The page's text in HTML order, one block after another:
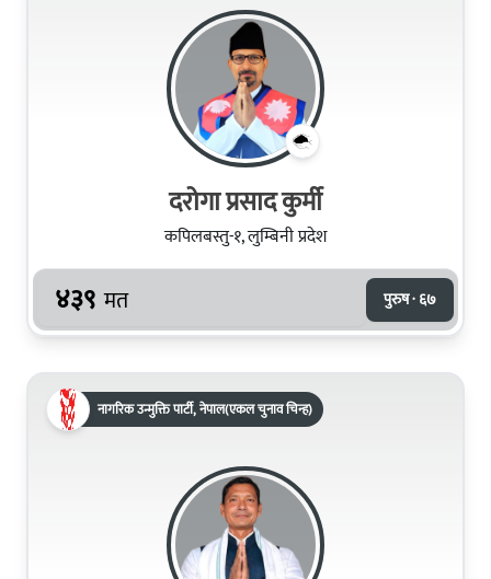
दरोगा प्रसाद कुर्मी
कपिलबस्तु-१, लुम्बिनी प्रदेश
४३९ मत पुरुष · ६७
नागरिक उन्मुक्ति पार्टी, नेपाल(एकल चुनाव चिन्ह)